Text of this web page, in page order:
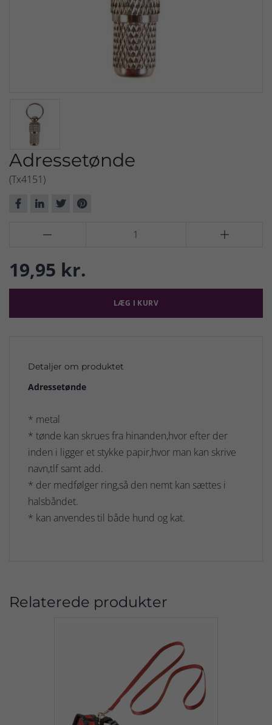
Adressetønde
(Tx4151)
 
19,95 kr.
LÆG I KURV
Detaljer om produktet
Adressetønde
* metal
* tønde kan skrues fra hinanden,hvor efter der
inden i ligger et stykke papir,hvor man kan skrive
navn,tlf samt add.
* der medfølger ring,så den nemt kan sættes i
halsbåndet.
* kan anvendes til både hund og kat.
Relaterede produkter